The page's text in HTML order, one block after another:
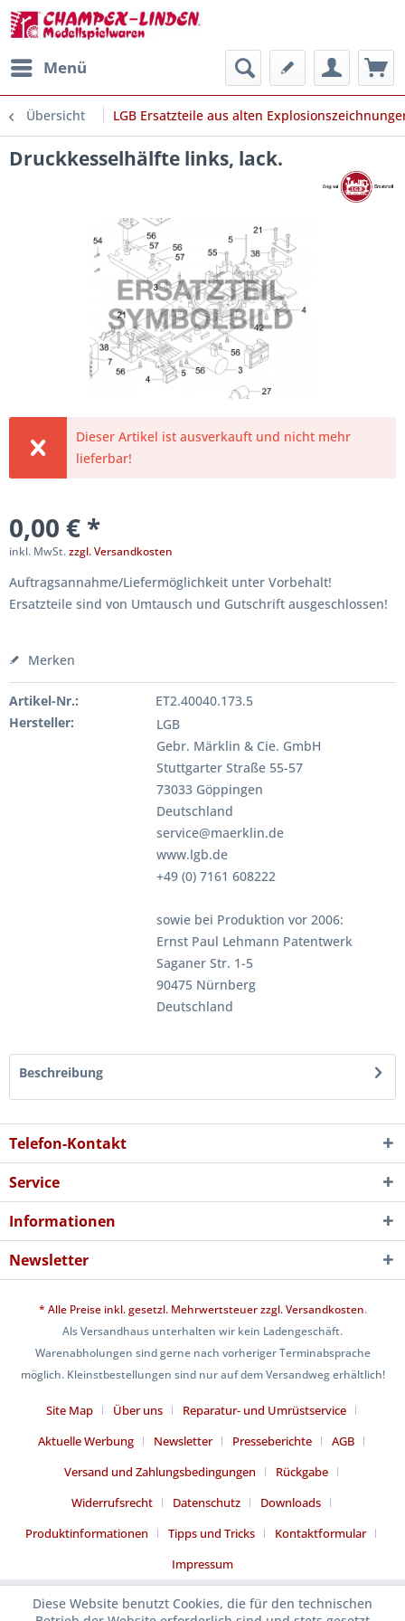
Menü
Übersicht LGB Ersatzteile aus alten
Druckkesselhälfte links, lack.
Dieser Artikel ist ausverkauft und nicht mehr
lieferbar!
0,00 € *
inkl. MwSt.zzgl. Versandkosten
Auftragsannahme/Liefermöglichkeit unter Vorbehalt!
Ersatzteile sind von Umtausch und Gutschrift ausgeschlossen!
Merken
Artikel-Nr.:
ET2.40040.173.5
Hersteller:
LGB
Gebr. Märklin & Cie. GmbH
Stuttgarter Straße 55-57
73033 Göppingen
Deutschland
service@maerklin.de
www.lgb.de
+49 (0) 7161 608222
sowie bei Produktion vor 2006:
Ernst Paul Lehmann Patentwerk
Saganer Str. 1-5
90475 Nürnberg
Deutschland
Beschreibung
Telefon-Kontakt
Service
Informationen
Newsletter
* Alle Preise inkl. gesetzl. Mehrwertsteuer zzgl.Versandkosten.
Als Versandhaus unterhalten wir kein Ladengeschäft.
Warenabholungen sind gerne nach vorheriger Terminabsprache
möglich. Kleinstbestellungen sind nur auf dem Versandweg erhältlich!
Site Map Über uns
Reparatur- und Umrüstservice
Aktuelle Werbung
Newsletter Presseberichte
AGB
Versand und Zahlungsbedingungen
Rückgabe
Widerrufsrecht
Datenschutz
Downloads
Produktinformationen
Tipps und Tricks
Kontaktformular
Impressum
Diese Website benutzt Cookies, die für den technischen